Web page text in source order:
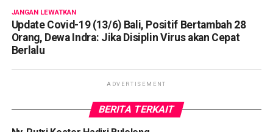
JANGAN LEWATKAN
Update Covid-19 (13/6) Bali, Positif Bertambah 28
Orang, Dewa Indra: Jika Disiplin Virus akan Cepat
Berlalu
ADVERTISEMENT
BERITA TERKAIT